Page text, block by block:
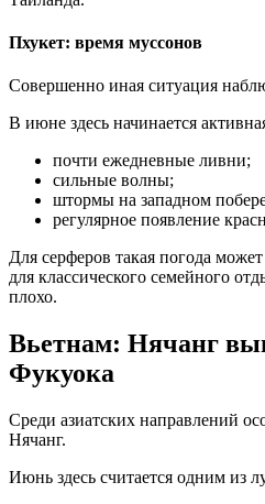
Пхукет: время муссонов
Совершенно иная ситуация
В июне здесь начинается
почти ежедневные ливни;
сильные волны;
штормы на западном
регулярное появление
Для серферов такая погода
для классического семейного
плохо.
Вьетнам: Нячанг
Фукуока
Среди азиатских направлений
Нячанг.
Июнь здесь считается одним из